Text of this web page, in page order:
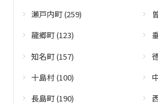
瀬戸内町 (259)
龍郷町 (123)
知名町 (157)
十島村 (100)
長島町 (190)